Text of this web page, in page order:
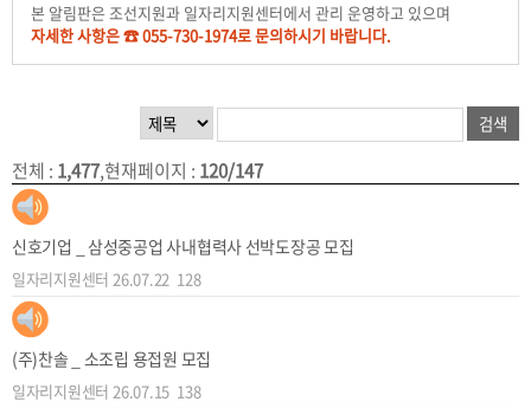
본 알림판은 조선지원과 일자리지원센터에서 관리 운영하고 있으며
자세한 사항은 ☎ 055-730-1974로 문의하시기 바랍니다.
전체 : 1,477,현재페이지 : 120/147
신호기업 _ 삼성중공업 사내협력사 선박도장공 모집
일자리지원센터 26.07.22 128
(주)찬솔 _ 소조립 용접원 모집
일자리지원센터 26.07.15 138